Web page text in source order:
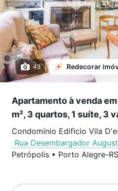
43 Redecorar
Apartamento à venda
m², 3 quartos, 1 suíte, 3
Condomínio Edificio Vila
Rua Desembargador
Petrópolis • Porto Alegre-RS